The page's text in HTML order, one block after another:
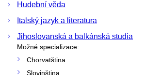
Hudební věda
Italský jazyk a literatura
Jihoslovanská a balkánská studia
Možné specializace:
Chorvatština
Slovinština